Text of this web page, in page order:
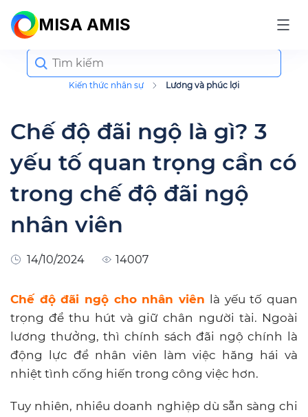
MISA AMIS
Kiến thức nhân sự Lương và phúc lợi
Search
for:
Chế độ đãi ngộ là gì? 3
yếu tố quan trọng cần có
trong chế độ đãi ngộ
nhân viên
14/10/2024 14007
Chế độ đãi ngộ cho nhân viên là yếu tố quan
trọng để thu hút và giữ chân người tài. Ngoài
lương thưởng, thì chính sách đãi ngộ chính là
động lực để nhân viên làm việc hăng hái và
nhiệt tình cống hiến trong công việc hơn.
Tuy nhiên, nhiều doanh nghiệp dù sẵn sàng chi